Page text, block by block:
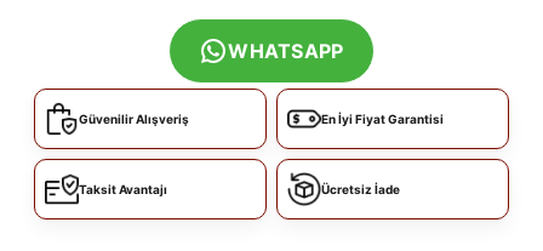
WHATSAPP
Güvenilir Alışveriş En İyi Fiyat Garantisi
Taksit Avantajı Ücretsiz İade